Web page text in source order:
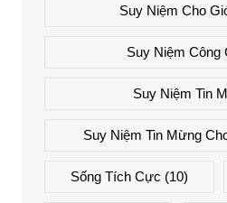
Suy Niệm Cho
Suy Niệm Công
Suy Niệm Tin
Suy Niệm Tin Mừng
Sống Tích Cực (10)